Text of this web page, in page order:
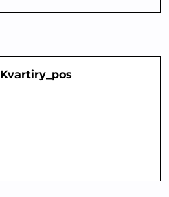
Kvartiry_pos